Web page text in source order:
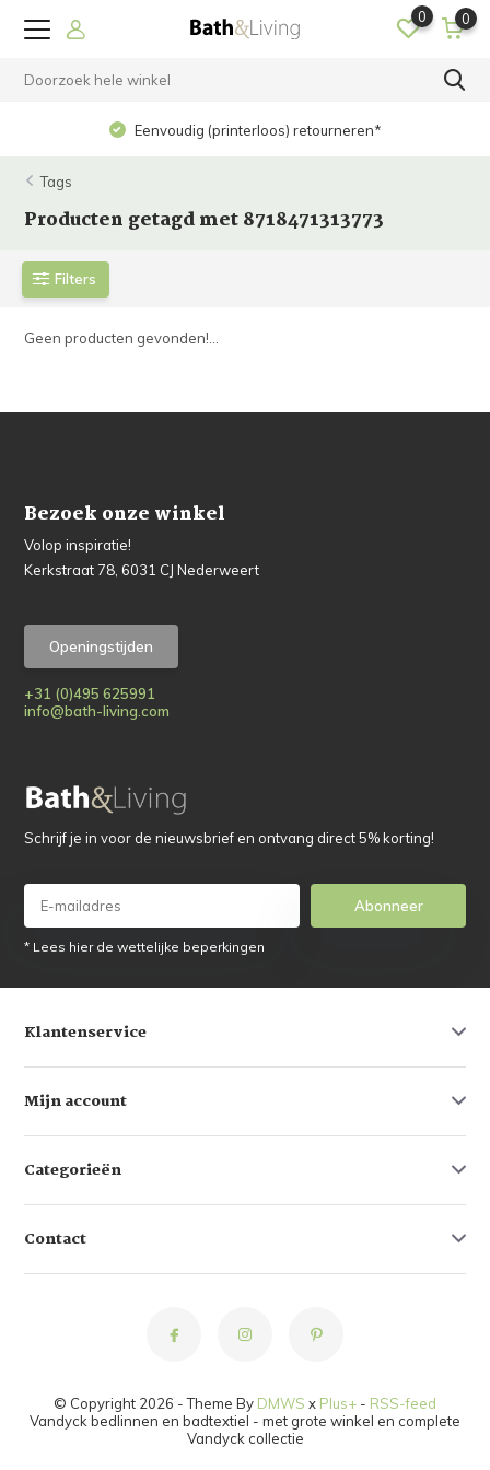
0 0
Eenvoudig (printerloos) retourneren*
Tags
Producten getagd met 8718471313773
Filters
Geen producten gevonden!...
Bezoek onze winkel
Volop inspiratie!
Kerkstraat 78, 6031 CJ Nederweert
Openingstijden
+31 (0)495 625991
info@bath-living.com
Schrijf je in voor de nieuwsbrief en ontvang direct 5% korting!
Abonneer
* Lees hier de wettelijke beperkingen
Klantenservice
Mijn account
Categorieën
Contact
© Copyright 2026 - Theme By DMWS x Plus+ - RSS-feed
Vandyck bedlinnen en badtextiel - met grote winkel en complete
Vandyck collectie